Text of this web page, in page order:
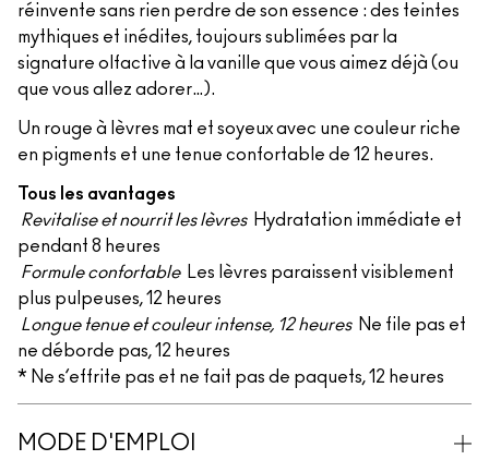
réinvente sans rien perdre de son essence : des teintes
mythiques et inédites, toujours sublimées par la
signature olfactive à la vanille que vous aimez déjà (ou
que vous allez adorer…).
Un rouge à lèvres mat et soyeux avec une couleur riche
en pigments et une tenue confortable de 12 heures.
Tous les avantages
Revitalise et nourrit les lèvres Hydratation immédiate et
pendant 8 heures
Formule confortable Les lèvres paraissent visiblement
plus pulpeuses, 12 heures
Longue tenue et couleur intense, 12 heures Ne file pas et
ne déborde pas, 12 heures
* Ne s’effrite pas et ne fait pas de paquets, 12 heures
MODE D'EMPLOI